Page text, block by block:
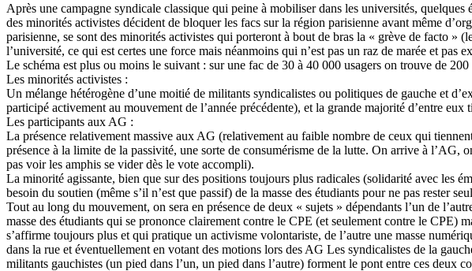
Après une campagne syndicale classique qui peine à mobiliser dans les universités,
des minorités activistes décident de bloquer les facs sur la région parisienne avant même
parisienne, se sont des minorités activistes qui porteront à bout de bras la « grève de facto »
l’université, ce qui est certes une force mais néanmoins qui n’est pas un raz de marée et pas
Le schéma est plus ou moins le suivant : sur une fac de 30 à 40 000 usagers on trouve de
Les minorités activistes :
Un mélange hétérogène d’une moitié de militants syndicalistes ou politiques de gauche et
participé activement au mouvement de l’année précédente), et la grande majorité d’entre
Les participants aux AG :
La présence relativement massive aux AG (relativement au faible nombre de ceux qui
présence à la limite de la passivité, une sorte de consumérisme de la lutte. On arrive à
pas voir les amphis se vider dès le vote accompli).
La minorité agissante, bien que sur des positions toujours plus radicales (solidarité avec les
besoin du soutien (même s’il n’est que passif) de la masse des étudiants pour ne pas rester
Tout au long du mouvement, on sera en présence de deux « sujets » dépendants l’un de
masse des étudiants qui se prononce clairement contre le CPE (et seulement contre le
s’affirme toujours plus et qui pratique un activisme volontariste, de l’autre une masse
dans la rue et éventuellement en votant des motions lors des AG Les syndicalistes de la
militants gauchistes (un pied dans l’un, un pied dans l’autre) forment le pont entre ces deux